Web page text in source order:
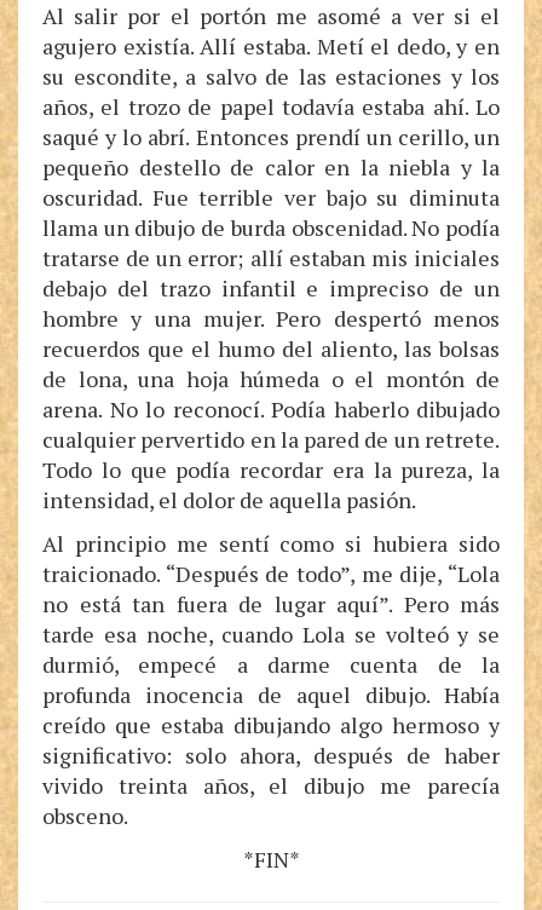
Al salir por el portón me asomé a ver si el
agujero existía. Allí estaba. Metí el dedo, y en
su escondite, a salvo de las estaciones y los
años, el trozo de papel todavía estaba ahí. Lo
saqué y lo abrí. Entonces prendí un cerillo, un
pequeño destello de calor en la niebla y la
oscuridad. Fue terrible ver bajo su diminuta
llama un dibujo de burda obscenidad. No podía
tratarse de un error; allí estaban mis iniciales
debajo del trazo infantil e impreciso de un
hombre y una mujer. Pero despertó menos
recuerdos que el humo del aliento, las bolsas
de lona, una hoja húmeda o el montón de
arena. No lo reconocí. Podía haberlo dibujado
cualquier pervertido en la pared de un retrete.
Todo lo que podía recordar era la pureza, la
intensidad, el dolor de aquella pasión.
Al principio me sentí como si hubiera sido
traicionado. “Después de todo”, me dije, “Lola
no está tan fuera de lugar aquí”. Pero más
tarde esa noche, cuando Lola se volteó y se
durmió, empecé a darme cuenta de la
profunda inocencia de aquel dibujo. Había
creído que estaba dibujando algo hermoso y
significativo: solo ahora, después de haber
vivido treinta años, el dibujo me parecía
obsceno.
*FIN*